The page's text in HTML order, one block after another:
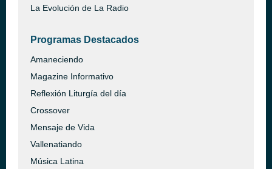
La Evolución de La Radio
Programas Destacados
Amaneciendo
Magazine Informativo
Reflexión Liturgía del día
Crossover
Mensaje de Vida
Vallenatiando
Música Latina